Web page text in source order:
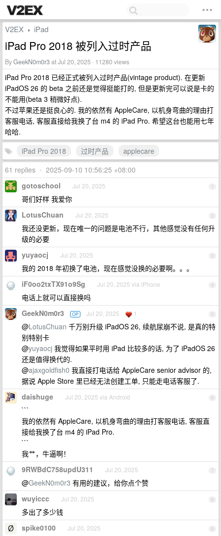
V2EX › iPad
iPad Pro 2018 被列入过时产品
ByGeekN0m0r3at Jul 20, 2025 · 11280 views
iPad Pro 2018 已经正式被列入过时产品(vintage product). 在更新
iPadOS 26 的 beta 之前还是觉得挺能打的, 但是更新完可以说是卡的
不能用(beta 3 稍微好点).
不过苹果还是挺良心的. 我的依然有 AppleCare, 以机身弯曲的理由打
客服电话, 客服直接给我换了台 m4 的 iPad Pro. 希望这台也能用七年
哈哈.
iPad Pro 2018
过时产品
applecare
61 replies • 2025-09-10 10:56:25 +08:00
1
gotoschool Jul 20, 2025
哥们好样 我爱你
2
LotusChuan Jul 20, 2025
我还没更新，现在唯一的问题是电池不行，其他感觉没有任何升
级的必要
3
yuyaocj Jul 20, 2025
我的 2018 年初换了电池，现在感觉没换的必要啊。。。
4
iF0oo2txTX91o9Sg Jul 20, 2025 via iPhone
电话上就可以直接换吗
5
GeekN0m0r3 OP Jul 20, 2025 1
@LotusChuan 千万别升级 iPadOS 26, 续航尿崩不说, 是真的特
别特别卡
@yuyaocj 我觉得如果平时用 iPad 比较多的话, 为了 iPadOS 26
还是值得换代的.
@ajaxgoldfish0 我直接打电话给 AppleCare senior advisor 的,
据说 Apple Store 里已经无法创建工单, 只能走电话客服了.
6
daishuge Jul 20, 2025 via Android
```
我的依然有 AppleCare, 以机身弯曲的理由打客服电话, 客服直
接给我换了台 m4 的 iPad Pro.
```
我艹，牛逼啊！
7
9RWBdC758updU311 Jul 20, 2025
@GeekN0m0r3 有用的建议，给你点个赞
8
wuyiccc Jul 20, 2025
多出了多少钱
9
spike0100 Jul 20, 2025